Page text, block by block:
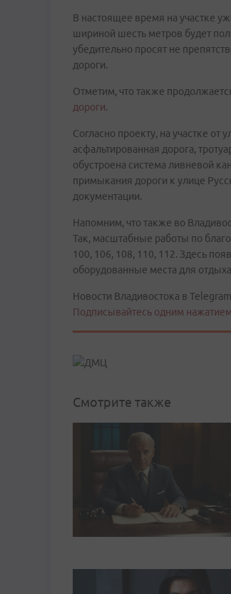
В настоящее время на участке
шириной шесть метров будет
убедительно просят не
дороги.
Отметим, что также
дороги.
Согласно проекту, на участке
асфальтированная дорога,
обустроена система ливневой
примыкания дороги к улице
документации.
Напомним, что также во
Так, масштабные работы по
100, 106, 108, 110, 112. Здесь
оборудованные места для
Новости Владивостока в
Подписывайтесь одним
Смотрите также